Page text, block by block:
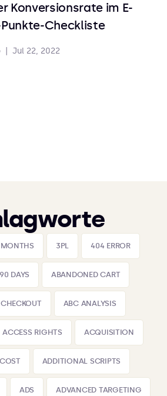
Konversionsrate im E-
Checkliste
Jul 22, 2022
3PL 404 ERROR
90 DAYS ABANDONED CART
ABC ANALYSIS
ACCESS RIGHTS ACQUISITION
ADDITIONAL SCRIPTS
ADS ADVANCED TARGETING